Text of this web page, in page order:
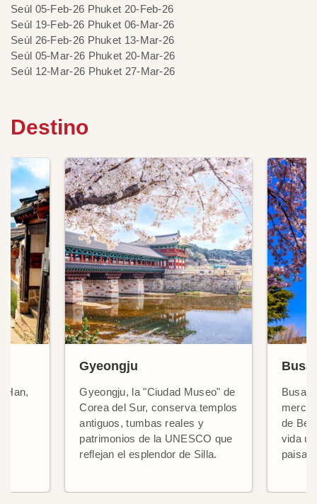
Seúl 05-Feb-26 Phuket 20-Feb-26
Seúl 19-Feb-26 Phuket 06-Mar-26
Seúl 26-Feb-26 Phuket 13-Mar-26
Seúl 05-Mar-26 Phuket 20-Mar-26
Seúl 12-Mar-26 Phuket 27-Mar-26
Destino
Han,
Gyeongju
Gyeongju, la "Ciudad Museo" de
Corea del Sur, conserva templos
antiguos, tumbas reales y
patrimonios de la UNESCO que
reflejan el esplendor de Silla.
Busan
de
vida